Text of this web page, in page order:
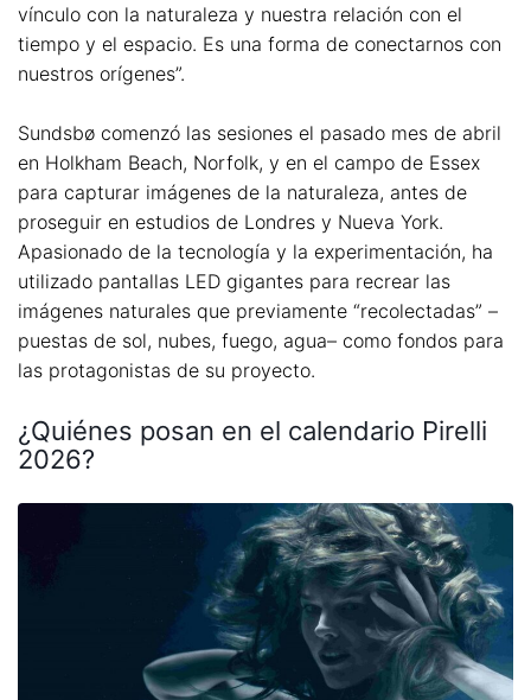
vínculo con la naturaleza y nuestra relación con el
tiempo y el espacio. Es una forma de conectarnos con
nuestros orígenes”.
Sundsbø comenzó las sesiones el pasado mes de abril
en Holkham Beach, Norfolk, y en el campo de Essex
para capturar imágenes de la naturaleza, antes de
proseguir en estudios de Londres y Nueva York.
Apasionado de la tecnología y la experimentación, ha
utilizado pantallas LED gigantes para recrear las
imágenes naturales que previamente “recolectadas” –
puestas de sol, nubes, fuego, agua– como fondos para
las protagonistas de su proyecto.
¿Quiénes posan en el calendario Pirelli
2026?